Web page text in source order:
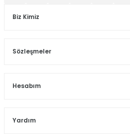
Biz Kimiz
Sözleşmeler
Hesabım
Yardım